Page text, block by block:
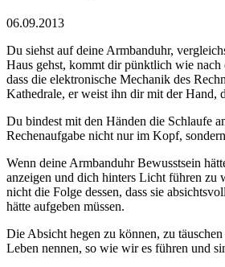
06.09.2013
Du siehst auf deine Armbanduhr,
Haus gehst, kommt dir pünktlich wie nach
dass die elektronische Mechanik des
Kathedrale, er weist ihn dir mit der Hand,
Du bindest mit den Händen die Schlaufe
Rechenaufgabe nicht nur im Kopf,
Wenn deine Armbanduhr Bewusstsein
anzeigen und dich hinters Licht führen zu
nicht die Folge dessen, dass sie
hätte aufgeben müssen.
Die Absicht hegen zu können, zu
Leben nennen, so wie wir es führen und